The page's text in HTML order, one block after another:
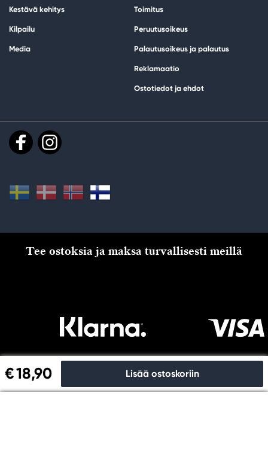
€ 18,90 Lisää ostoskoriin
Kestävä kehitys
Kilpailu
Media
Toimitus
Peruutusoikeus
Palautusoikeus ja palautus
Reklamaatio
Ostotiedot ja ehdot
Tee ostoksia ja maksa turvallisesti meillä